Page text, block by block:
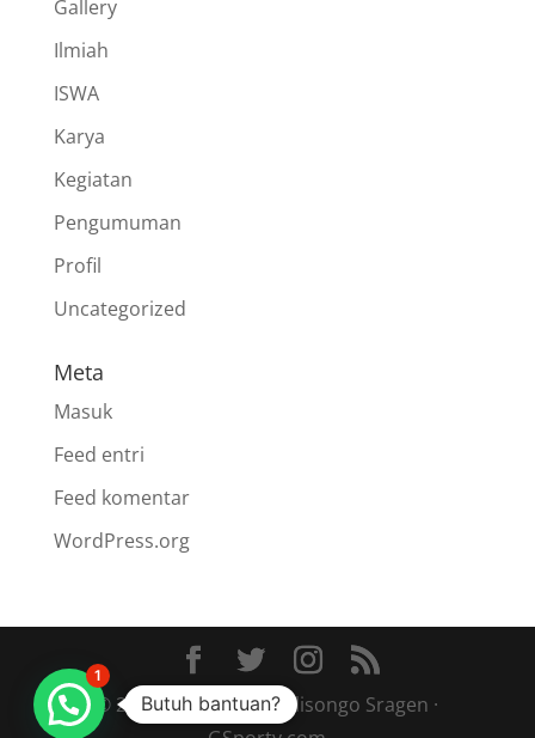
Gallery
Ilmiah
ISWA
Karya
Kegiatan
Pengumuman
Profil
Uncategorized
Meta
Masuk
Feed entri
Feed komentar
WordPress.org
© 2013 - 2023 SMA Walisongo Sragen ·
Butuh bantuan?
1